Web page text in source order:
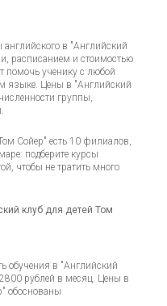
в "Английский
расписанием и стоимостью
помочь ученику с любой
языке. Цены в "Английский
группы,
Сойер" есть 10 филиалов,
подберите курсы
чтобы не тратить много
клуб для детей Том
обучения в "Английский
2800 рублей в месяц. Цены в
обоснованы